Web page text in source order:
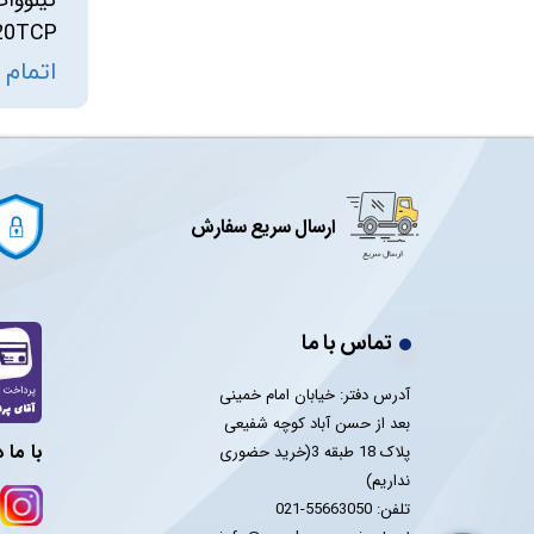
ارسال سریع سفارش
تماس با ما
آدرس دفتر: خیابان امام خمینی
بعد از حسن آباد کوچه شفیعی
پلاک 18 طبقه 3(خرید حضوری
نداریم)
تلفن: 55663050-021
با